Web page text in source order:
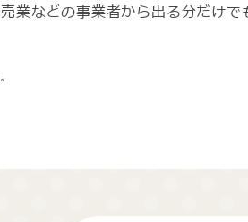
業などの事業者から出る分だけ